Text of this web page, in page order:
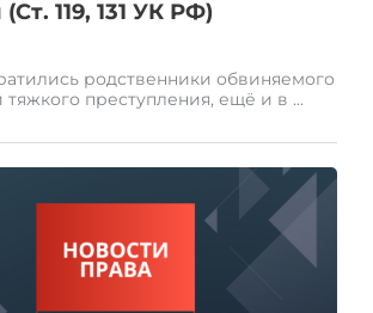
119, 131 УК РФ)
родственники обвиняемого
преступления, ещё и в ...